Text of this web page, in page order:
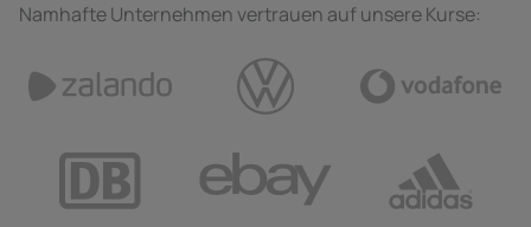
Namhafte Unternehmen vertrauen auf unsere Kurse: